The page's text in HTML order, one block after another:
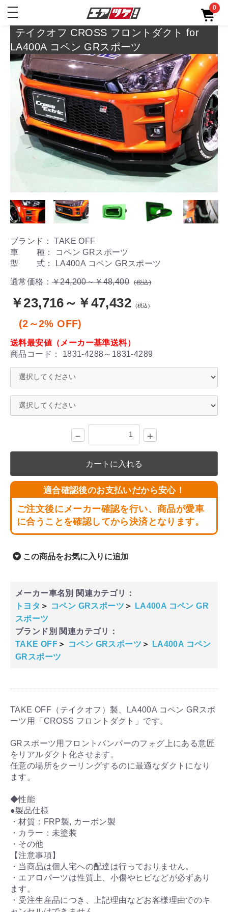
toggle
0
テイクオフ CROSS フロントダクト for
LA400A コペン GRスポーツ
ブランド： TAKE OFF
車 種： コペン GRスポーツ
型 式： LA400A コペン GRスポーツ
通常価格： ￥24,200～￥48,400 (税込)
￥23,716～￥47,432 (税込)
(2～2% OFF)
送料最安値（メーカー基準送料）
商品コード： 1831-4288～1831-4289
－ ＋
カートに入れる
適合確認後のお支払いだから安心！
ご注文後にメーカー確認を行い、商品が愛車
に合うことを確認してから決済となります。
この商品をお気に入りに追加
メーカー車名別 関連カテゴリ：
トヨタ ＞ コペン GRスポーツ ＞
LA400A コペン GR
スポーツ
ブランド別 関連カテゴリ：
TAKE OFF ＞ コペン GRスポーツ ＞
LA400A コペン
GRスポーツ
TAKE OFF（テイクオフ）製、LA400A コペン GRスポ
ーツ用「CROSS フロントダクト」です。
GRスポーツ用フロントバンパーのフォグ上にある意匠
をリアルダクト化させます。
任意の場所をクーリングするのに最適なダクトになり
ます。
◆性能
●製品仕様
・材質：FRP製, カーボン製
・カラー：未塗装
・その他
【注意事項】
・当商品は個人宅への配達は行っておりません。
・エアロパーツは性質上、小傷やヒビなどが必ずあり
ます。
・受注生産品につき、上記理由などお客様理由でのキ